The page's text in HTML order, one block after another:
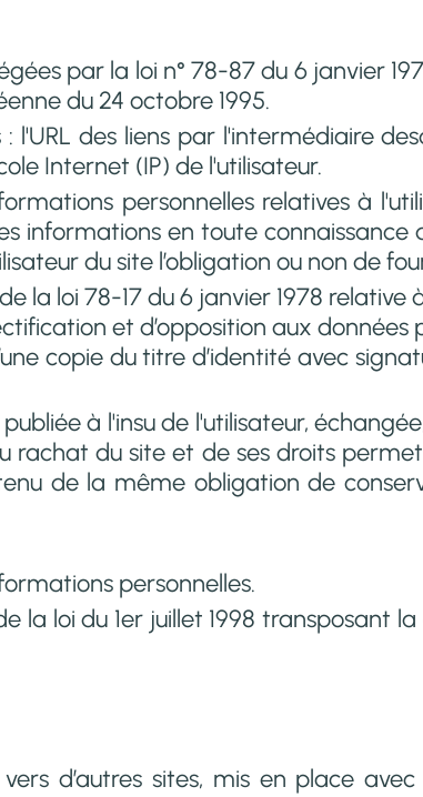
par la loi n° 78-87 du 6 janvier
du 24 octobre 1995.
l'URL des liens par l'intermédiaire
Internet (IP) de l'utilisateur.
personnelles relatives à
informations en toute connaissance
du site l’obligation ou non de
la loi 78-17 du 6 janvier 1978 relative
et d’opposition aux
copie du titre d’identité avec
à l'insu de l'utilisateur,
rachat du site et de ses droits
de la même obligation de
personnelles.
loi du 1er juillet 1998 transposant la
d’autres sites, mis en place avec